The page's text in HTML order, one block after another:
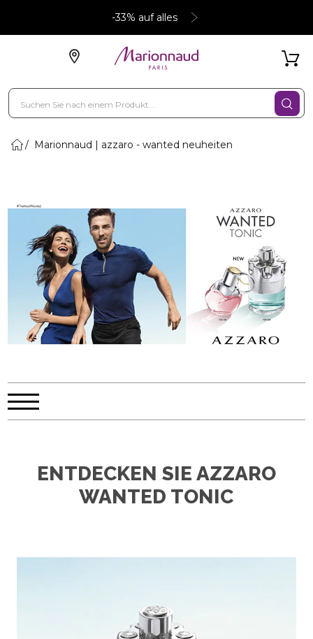
-33% auf alles
Marionnaud | azzaro - wanted neuheiten
ENTDECKEN SIE AZZARO
WANTED TONIC